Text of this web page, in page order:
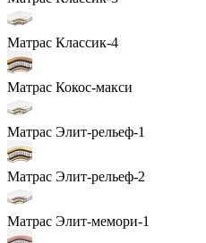
Матрас Классик-4
Матрас Кокос-макси
Матрас Элит-рельеф-1
Матрас Элит-рельеф-2
Матрас Элит-мемори-1